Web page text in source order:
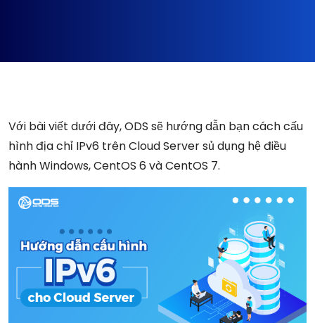
Với bài viết dưới đây, ODS sẽ hướng dẫn bạn cách cấu
hình địa chỉ IPv6 trên Cloud Server sủ dụng hệ điều
hành Windows, CentOS 6 và CentOS 7.